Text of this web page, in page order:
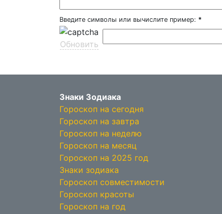
Введите символы или вычислите пример: *
Обновить
Знаки Зодиака
Гороскоп на сегодня
Гороскоп на завтра
Гороскоп на неделю
Гороскоп на месяц
Гороскоп на 2025 год
Знаки зодиака
Гороскоп совместимости
Гороскоп красоты
Гороскоп на год